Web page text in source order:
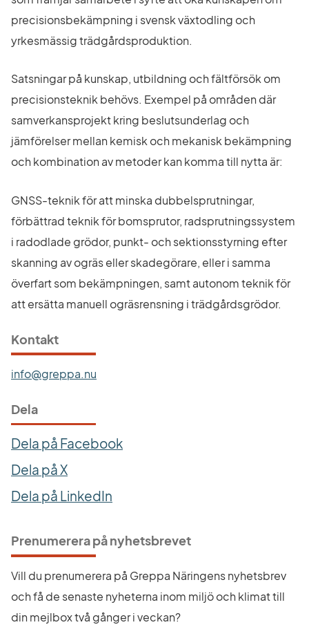
precisionsbekämpning i svensk växtodling och
yrkesmässig trädgårdsproduktion.
Satsningar på kunskap, utbildning och fältförsök om
precisionsteknik behövs. Exempel på områden där
samverkansprojekt kring beslutsunderlag och
jämförelser mellan kemisk och mekanisk bekämpning
och kombination av metoder kan komma till nytta är:
GNSS-teknik för att minska dubbelsprutningar,
förbättrad teknik för bomsprutor, radsprutningssystem
i radodlade grödor, punkt- och sektionsstyrning efter
skanning av ogräs eller skadegörare, eller i samma
överfart som bekämpningen, samt autonom teknik för
att ersätta manuell ogräsrensning i trädgårdsgrödor.
Kontakt
info@greppa.nu
Dela
Dela på Facebook
Dela på X
Dela på LinkedIn
Prenumerera på nyhetsbrevet
Vill du prenumerera på Greppa Näringens nyhetsbrev
och få de senaste nyheterna inom miljö och klimat till
din mejlbox två gånger i veckan?